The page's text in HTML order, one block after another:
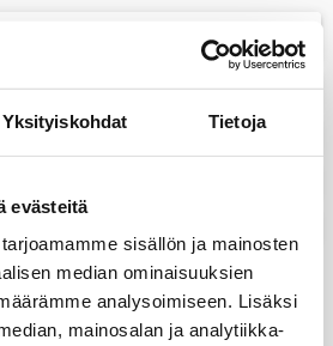
Yksityiskohdat Tietoja
evästeitä
sisällön ja mainosten
median ominaisuuksien
analysoimiseen. Lisäksi
mainosalan ja analytiikka-